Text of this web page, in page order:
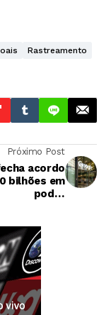
Rastreamento
Próximo Post
acordo
bilhões em
poder